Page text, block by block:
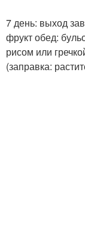
7 день: выход
фрукт обед:
рисом или
(заправка: